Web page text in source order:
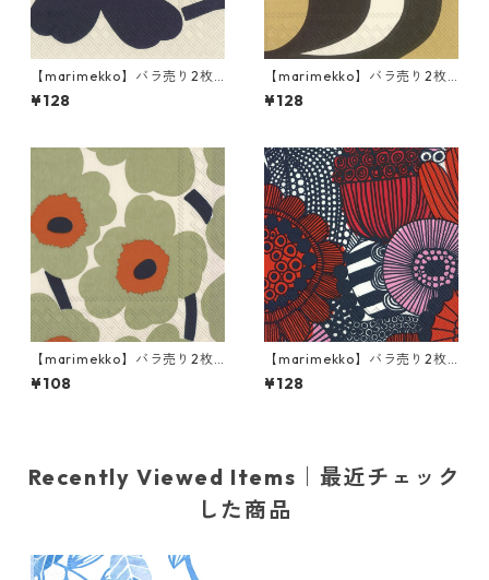
【marimekko】バラ売り2枚
ランチサイズ ペーパーナプキ
ン SUUR UNIKKO リネンxブル
¥128
【marimekko】バラ売り2枚
ランチサイズ ペーパーナプキ
ン KAIVO ブラック×クリーム
¥128
【marimekko】バラ売り2枚
カクテルサイズ ペーパーナプ
キン UNIKKO クリームxオレ
¥108
【marimekko】バラ売り2枚
ランチサイズ ペーパーナプキ
ン SIIRTOLAPUUTARHA ブル
¥128
Recently Viewed Items｜最近チェック
した商品